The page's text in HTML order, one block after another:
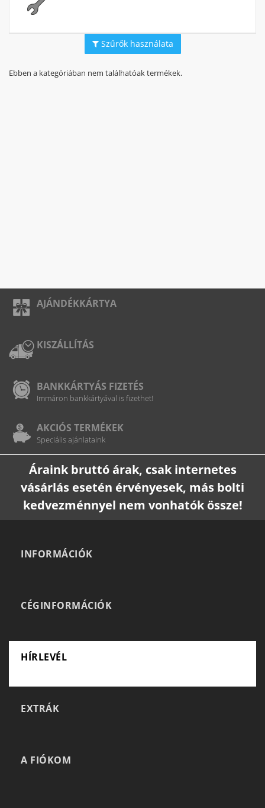
Szűrők használata
Ebben a kategóriában nem találhatóak termékek.
AJÁNDÉKKÁRTYA
KISZÁLLÍTÁS
BANKKÁRTYÁS FIZETÉS
Immáron bankkártyával is fizethet!
AKCIÓS TERMÉKEK
Speciális ajánlataink
Áraink bruttó árak, csak internetes
vásárlás esetén érvényesek, más bolti
kedvezménnyel nem vonhatók össze!
INFORMÁCIÓK
CÉGINFORMÁCIÓK
HÍRLEVÉL
EXTRÁK
A FIÓKOM